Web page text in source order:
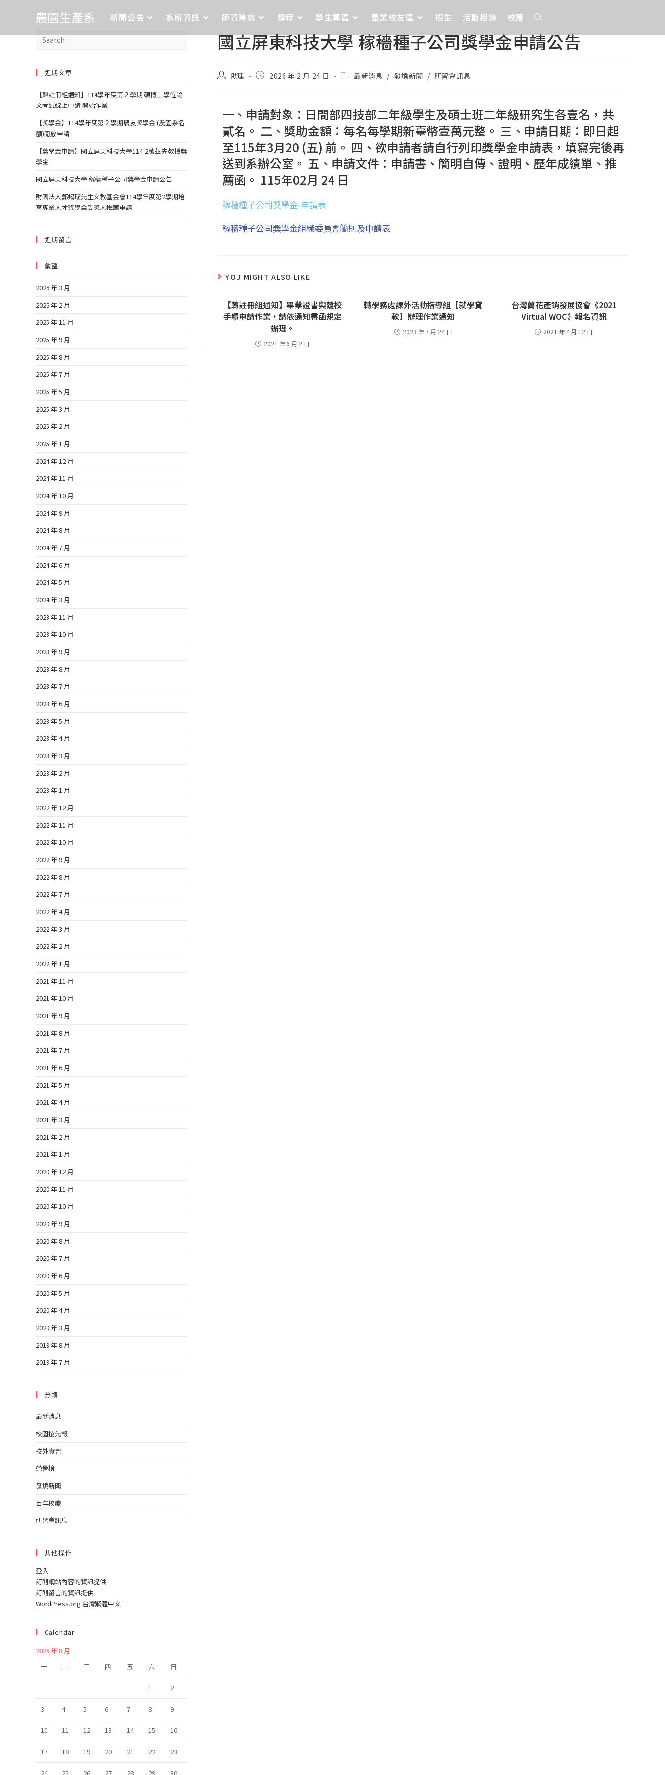
農園生產系 新聞公告 系所資訊 師資陣容 課程 學生專區 畢業校友區 招生 活動相簿 校慶
國立屏東科技大學 稼穡種子公司獎學金申請公告
助理 2026 年 2 月 24 日 最新消息 / 發燒新聞 / 研習會訊息
一、申請對象：日間部四技部二年級學生及碩士班二年級研究生各壹名，共
貳名。 二、獎助金額：每名每學期新臺幣壹萬元整。 三、申請日期：即日起
至115年3月20 (五) 前。 四、欲申請者請自行列印獎學金申請表，填寫完後再
送到系辦公室。 五、申請文件：申請書、簡明自傳、證明、歷年成績單、推
薦函。 115年02月 24 日
稼穡種子公司獎學金-申請表
稼穡種子公司獎學金組織委員會簡則及申請表
YOU MIGHT ALSO LIKE
【轉註冊組通知】畢業證書與離校
手續申請作業，請依通知書函規定
辦理。
2021 年 6 月 2 日
轉學務處課外活動指導組【就學貸
款】辦理作業通知
2023 年 7 月 24 日
台灣蘭花產銷發展協會《2021
Virtual WOC》報名資訊
2021 年 4 月 12 日
近期文章
【轉註冊組通知】114學年度第２學期 碩博士學位論
文考試線上申請 開始作業
【獎學金】114學年度第２學期農友獎學金 (農園系名
額)開放申請
【獎學金申請】國立屏東科技大學114-2萬茲先教授獎
學金
國立屏東科技大學 稼穡種子公司獎學金申請公告
財團法人郭錫瑠先生文教基金會114學年度第2學期培
育專業人才獎學金受獎人推薦申請
近期留言
彙整
2026 年 3 月
2026 年 2 月
2025 年 11 月
2025 年 9 月
2025 年 8 月
2025 年 7 月
2025 年 5 月
2025 年 3 月
2025 年 2 月
2025 年 1 月
2024 年 12 月
2024 年 11 月
2024 年 10 月
2024 年 9 月
2024 年 8 月
2024 年 7 月
2024 年 6 月
2024 年 5 月
2024 年 3 月
2023 年 11 月
2023 年 10 月
2023 年 9 月
2023 年 8 月
2023 年 7 月
2023 年 6 月
2023 年 5 月
2023 年 4 月
2023 年 3 月
2023 年 2 月
2023 年 1 月
2022 年 12 月
2022 年 11 月
2022 年 10 月
2022 年 9 月
2022 年 8 月
2022 年 7 月
2022 年 4 月
2022 年 3 月
2022 年 2 月
2022 年 1 月
2021 年 11 月
2021 年 10 月
2021 年 9 月
2021 年 8 月
2021 年 7 月
2021 年 6 月
2021 年 5 月
2021 年 4 月
2021 年 3 月
2021 年 2 月
2021 年 1 月
2020 年 12 月
2020 年 11 月
2020 年 10 月
2020 年 9 月
2020 年 8 月
2020 年 7 月
2020 年 6 月
2020 年 5 月
2020 年 4 月
2020 年 3 月
2019 年 8 月
2019 年 7 月
分類
最新消息
校園搶先報
校外實習
榮譽榜
發燒新聞
百年校慶
研習會訊息
其他操作
登入
訂閱網站內容的資訊提供
訂閱留言的資訊提供
WordPress.org 台灣繁體中文
Calendar
2026 年 8 月
一
二 三 四 五 六 日
1 2
3 4 5 6 7 8 9
10 11 12 13 14 15 16
17 18 19 20 21 22 23
24 25 26 27 28 29 30